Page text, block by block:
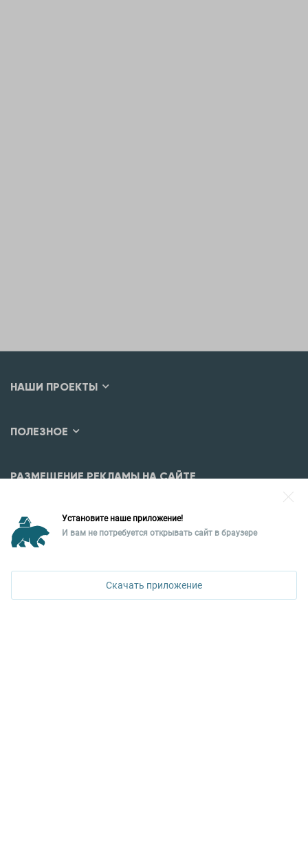
НАШИ ПРОЕКТЫ
ПОЛЕЗНОЕ
РАЗМЕЩЕНИЕ РЕКЛАМЫ НА САЙТЕ
Уральская палата недвижимости
ул. Горького, 65, 0 подъезд, 3 этаж
Установите наше приложение!
И вам не потребуется открывать сайт в браузере
Скачать приложение